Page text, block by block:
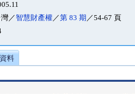
／智慧財產權／第 83 期 ／54-67 頁
料